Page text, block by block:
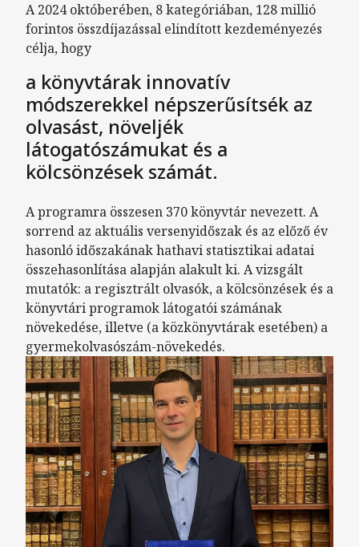
A 2024 októberében, 8 kategóriában, 128 millió
forintos összdíjazással elindított kezdeményezés
célja, hogy
a könyvtárak innovatív
módszerekkel népszerűsítsék az
olvasást, növeljék
látogatószámukat és a
kölcsönzések számát.
A programra összesen 370 könyvtár nevezett. A
sorrend az aktuális versenyidőszak és az előző év
hasonló időszakának hathavi statisztikai adatai
összehasonlítása alapján alakult ki. A vizsgált
mutatók: a regisztrált olvasók, a kölcsönzések és a
könyvtári programok látogatói számának
növekedése, illetve (a közkönyvtárak esetében) a
gyermekolvasószám-növekedés.